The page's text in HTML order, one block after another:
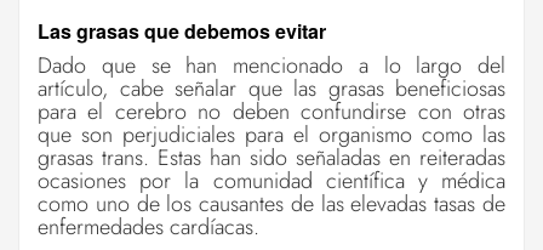
Las grasas que debemos evitar
Dado que se han mencionado a lo largo del
artículo, cabe señalar que las grasas beneficiosas
para el cerebro no deben confundirse con otras
que son perjudiciales para el organismo como las
grasas trans. Estas han sido señaladas en reiteradas
ocasiones por la comunidad científica y médica
como uno de los causantes de las elevadas tasas de
enfermedades cardíacas.